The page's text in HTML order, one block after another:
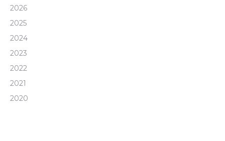
2026
2025
2024
2023
2022
2021
2020